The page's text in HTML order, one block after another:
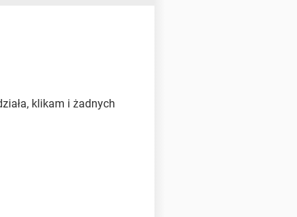
klikam i żadnych